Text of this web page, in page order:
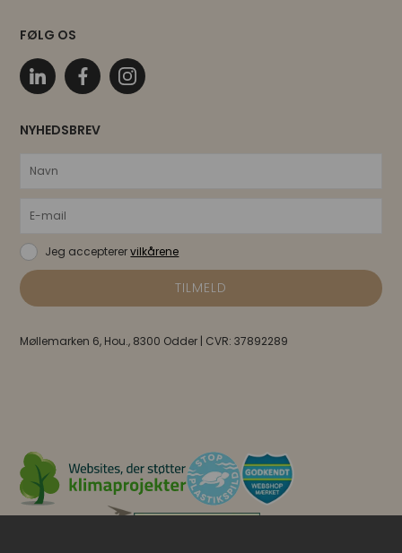
FØLG OS
NYHEDSBREV
Jeg accepterervilkårene
Møllemarken 6, Hou., 8300 Odder | CVR: 37892289